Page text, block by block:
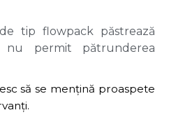
tip flowpack păstrează
nu permit pătrunderea
să se mențină proaspete